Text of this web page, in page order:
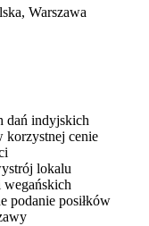
Warszawa
dań indyjskich
korzystnej cenie
lokalu
podanie posiłków